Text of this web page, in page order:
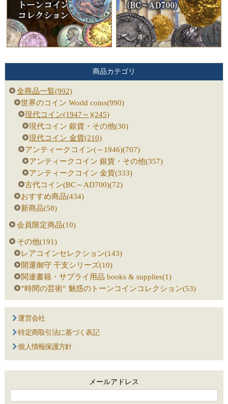
商品カテゴリ
全商品一覧(992)
世界のコイン World coins(990)
現代コイン(1947～)(245)
現代コイン 銀貨・その他(30)
現代コイン 金貨(210)
アンティークコイン(～1946)(707)
アンティークコイン 銀貨・その他(357)
アンティークコイン 金貨(333)
古代コイン(BC～AD700)(72)
おすすめ商品(434)
新商品(58)
会員限定商品(10)
その他(191)
レアコインセレクション(143)
開運御守 干支シリーズ(10)
関連書籍・サプライ用品 books & supplies(1)
”時間の芸術” 魅惑のトーンコインコレクション(53)
運営会社
特定商取引法に基づく表記
個人情報保護方針
メールアドレス